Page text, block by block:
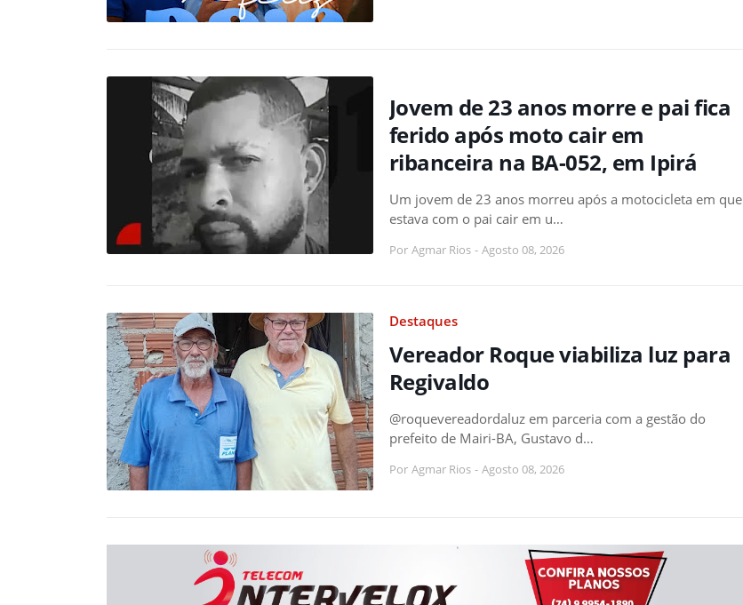
Jovem de 23 anos morre e pai fica
ferido após moto cair em
ribanceira na BA-052, em Ipirá
Um jovem de 23 anos morreu após a motocicleta em que
estava com o pai cair em u…
Por Agmar Rios - Agosto 08, 2026
Destaques
Vereador Roque viabiliza luz para
Regivaldo
@roquevereadordaluz em parceria com a gestão do
prefeito de Mairi-BA, Gustavo d…
Por Agmar Rios - Agosto 08, 2026